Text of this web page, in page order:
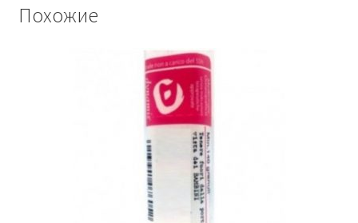
Похожие